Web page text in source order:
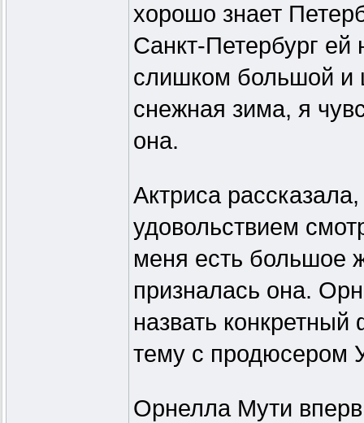
хорошо знает
Санкт-Петербург
слишком большой и
снежная зима, я
она.
Актриса
удовольствием
меня есть большое
призналась она.
назвать
тему с продюсером
Орнелла Мути